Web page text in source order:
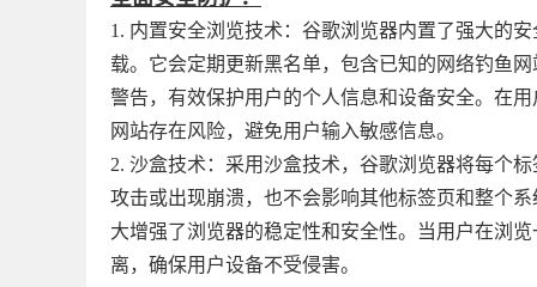
1. 内置安全浏览技术：谷歌浏览器内置了强大的
载。它会定期更新黑名单，包含已知的网络钓鱼
警告，有效保护用户的个人信息和设备安全。在
网站存在风险，避免用户输入敏感信息。​
2. 沙盒技术：采用沙盒技术，谷歌浏览器将每个
攻击或出现崩溃，也不会影响其他标签页和整个
大增强了浏览器的稳定性和安全性。当用户在浏
离，确保用户设备不受侵害。​